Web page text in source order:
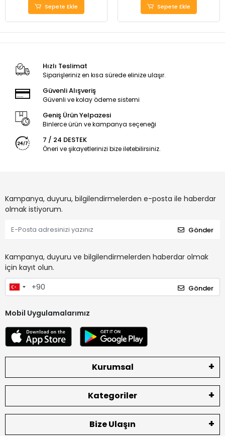
Sepete Ekle Sepete Ekle
Hızlı Teslimat
Siparişleriniz en kısa sürede elinize ulaşır.
Güvenli Alışveriş
Güvenli ve kolay ödeme sistemi
Geniş Ürün Yelpazesi
Binlerce ürün ve kampanya seçeneği
7 / 24 DESTEK
Öneri ve şikayetlerinizi bize iletebilirsiniz.
Kampanya, duyuru, bilgilendirmelerden e-posta ile haberdar
olmak istiyorum.
Gönder
Kampanya, duyuru ve bilgilendirmelerden haberdar olmak
için kayıt olun.
Gönder
Mobil Uygulamalarımız
Kurumsal
Kategoriler
Bize Ulaşın